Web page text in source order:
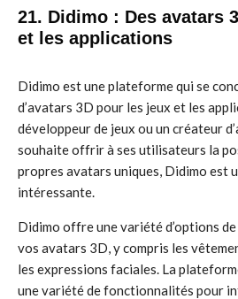
21. Didimo : Des avatars
et les applications
Didimo est une plateforme qui se
d’avatars 3D pour les jeux et les
développeur de jeux ou un créateur
souhaite offrir à ses utilisateurs la
propres avatars uniques, Didimo est
intéressante.
Didimo offre une variété d’options
vos avatars 3D, y compris les
les expressions faciales. La
une variété de fonctionnalités pour